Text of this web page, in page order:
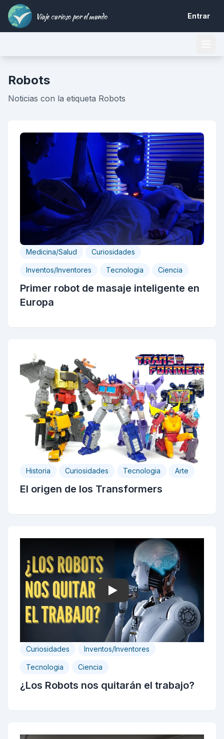
Viaje curioso por el mundo Entrar
Robots
Noticias con la etiqueta Robots
Medicina/Salud Curiosidades
Inventos/Inventores Tecnologia Ciencia
Primer robot de masaje inteligente en
Europa
Historia Curiosidades Tecnologia Arte
El origen de los Transformers
Play
Curiosidades Inventos/Inventores
Tecnologia Ciencia
¿Los Robots nos quitarán el trabajo?